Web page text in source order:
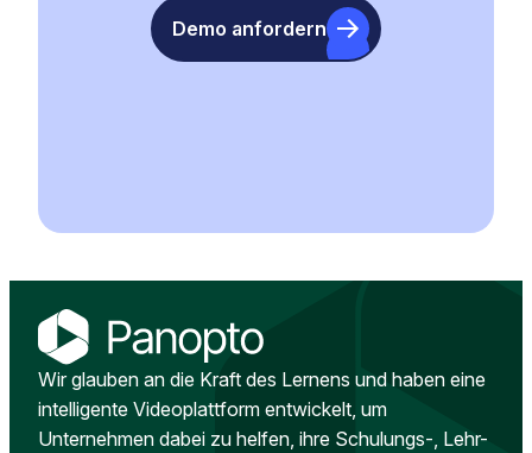
Demo anfordern
Wir glauben an die Kraft des Lernens und haben eine
intelligente Videoplattform entwickelt, um
Unternehmen dabei zu helfen, ihre Schulungs-, Lehr-